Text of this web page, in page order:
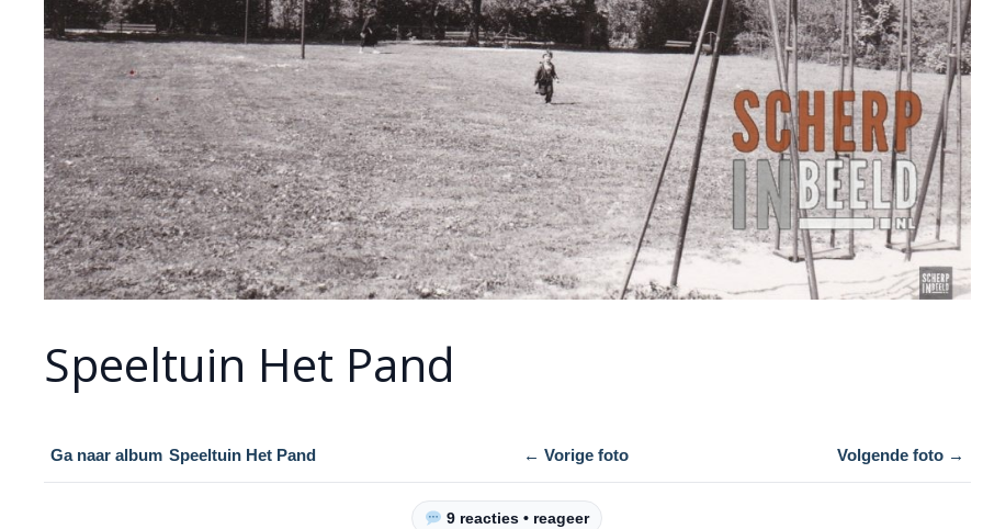
Speeltuin Het Pand
Ga naar album Speeltuin Het Pand ← Vorige foto Volgende foto →
9 reacties • reageer